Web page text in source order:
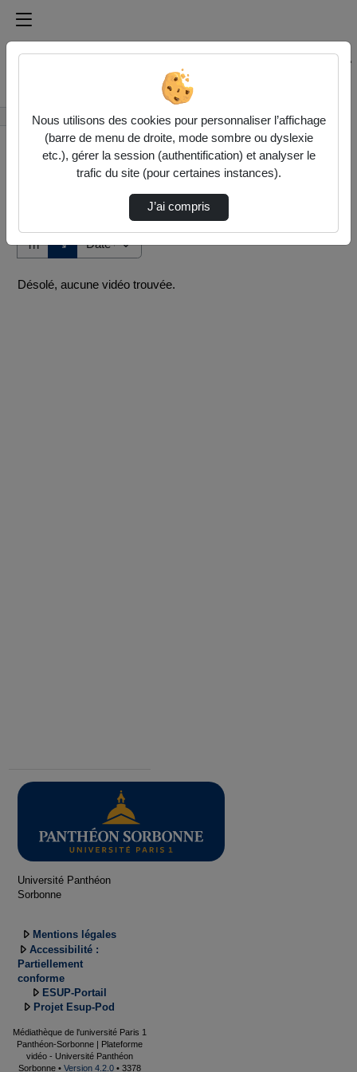
Médiathèque de l'université Paris
Rechercher un média sur Médiathèque de l'université
Accueil Vidéos
Tri ↘
Désolé, aucune vidéo trouvée.
Université Panthéon
Sorbonne
Mentions légales
Accessibilité :
Partiellement
conforme
ESUP-Portail
Projet Esup-Pod
Médiathèque de l'université Paris 1
Panthéon-Sorbonne | Plateforme
vidéo - Université Panthéon
Sorbonne • Version 4.2.0 • 3378
Nous utilisons des cookies pour personnaliser l’affichage
(barre de menu de droite, mode sombre ou dyslexie
etc.), gérer la session (authentification) et analyser le
trafic du site (pour certaines instances).
J’ai compris